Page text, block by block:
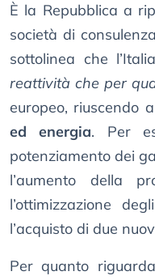
È la Repubblica a
società di
sottolinea che
reattività che per
europeo, riuscendo
ed energia. Per
potenziamento dei
l’aumento della
l’ottimizzazione degli
l’acquisto di due
Per quanto